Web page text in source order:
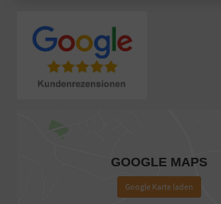
GOOGLE MAPS
Google Karte laden